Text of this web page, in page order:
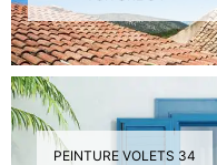
PEINTURE VOLETS 34